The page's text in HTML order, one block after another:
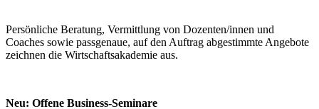
Persönliche Beratung, Vermittlung von Dozenten/innen und
Coaches sowie passgenaue, auf den Auftrag abgestimmte Angebote
zeichnen die Wirtschaftsakademie aus.
Neu: Offene Business-Seminare